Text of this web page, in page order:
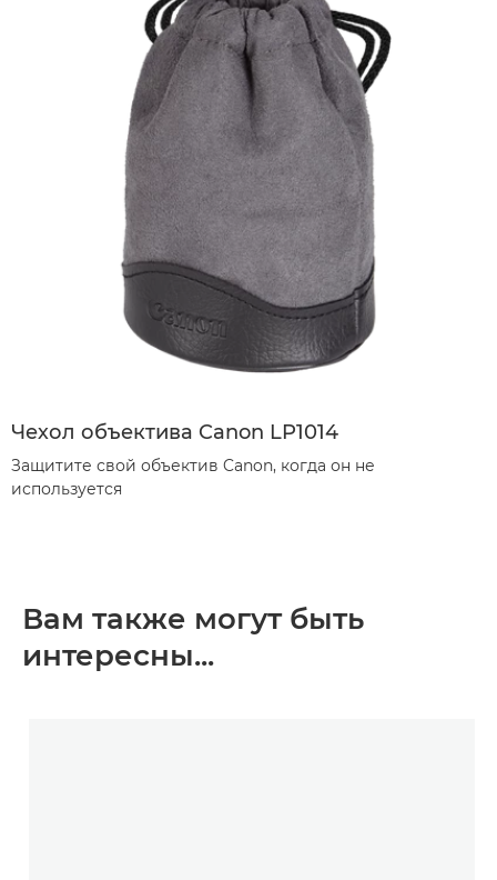
Чехол объектива Canon LP1014
Защитите свой объектив Canon, когда он не
используется
Вам также могут быть
интересны...